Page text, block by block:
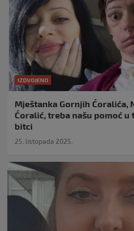
IZDVOJENO
Mještanka Gornjih Ćoralića,
Ćoralić, treba našu pomoć
bitci
25. listopada 2025.